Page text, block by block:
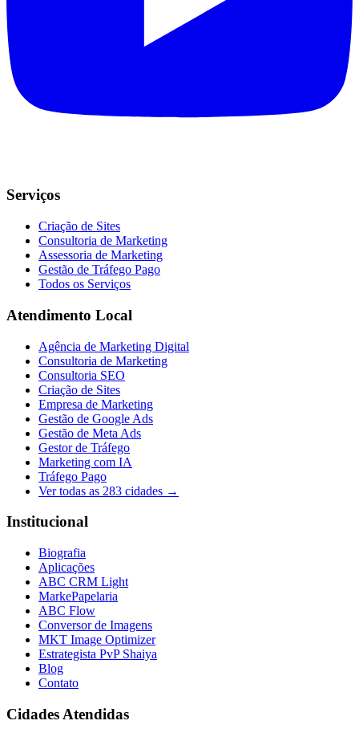
Serviços
Criação de Sites
Consultoria de Marketing
Assessoria de Marketing
Gestão de Tráfego Pago
Todos os Serviços
Atendimento Local
Agência de Marketing Digital
Consultoria de Marketing
Consultoria SEO
Criação de Sites
Empresa de Marketing
Gestão de Google Ads
Gestão de Meta Ads
Gestor de Tráfego
Marketing com IA
Tráfego Pago
Ver todas as 283 cidades →
Institucional
Biografia
Aplicações
ABC CRM Light
MarkePapelaria
ABC Flow
Conversor de Imagens
MKT Image Optimizer
Estrategista PvP Shaiya
Blog
Contato
Cidades Atendidas